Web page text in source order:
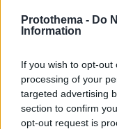
Protothema - Do
Information
If you wish to opt-
processing of your
targeted advertising
section to confirm
opt-out request is
Ευρωπαϊκό
πριν 23 λεπτά
Καταζητούμενος
του Συμβουλίου
τρομοκρατική
πριν 23 λεπτά